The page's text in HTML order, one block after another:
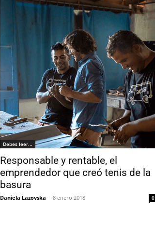
Debes leer...
Responsable y rentable, el
emprendedor que creó tenis de la
basura
Daniela Lazovska - 8 enero 2018 0